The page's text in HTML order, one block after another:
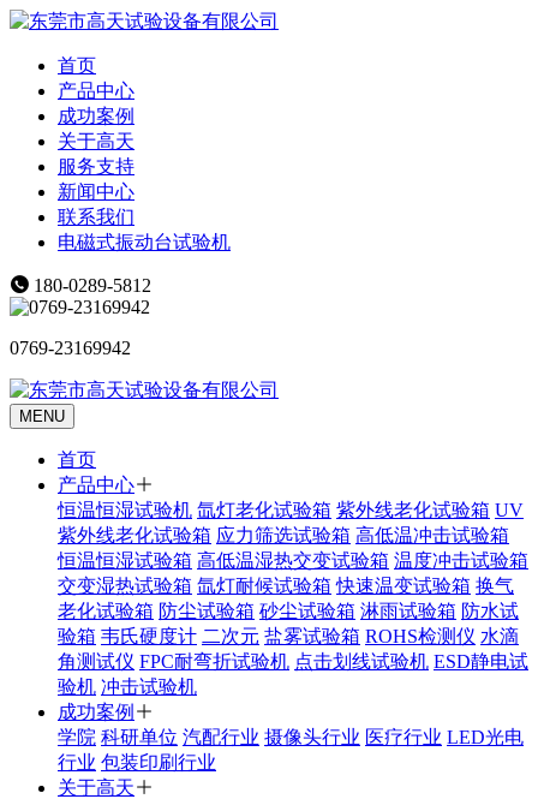
首页
产品中心
成功案例
关于高天
服务支持
新闻中心
联系我们
电磁式振动台试验机
180-0289-5812
0769-23169942
MENU
首页
产品中心
恒温恒湿试验机 氙灯老化试验箱 紫外线老化试验箱 UV
紫外线老化试验箱 应力筛选试验箱 高低温冲击试验箱
恒温恒湿试验箱 高低温湿热交变试验箱 温度冲击试验箱
交变湿热试验箱 氙灯耐候试验箱 快速温变试验箱 换气
老化试验箱 防尘试验箱 砂尘试验箱 淋雨试验箱 防水试
验箱 韦氏硬度计 二次元 盐雾试验箱 ROHS检测仪 水滴
角测试仪 FPC耐弯折试验机 点击划线试验机 ESD静电试
验机 冲击试验机
成功案例
学院 科研单位 汽配行业 摄像头行业 医疗行业 LED光电
行业 包装印刷行业
关于高天